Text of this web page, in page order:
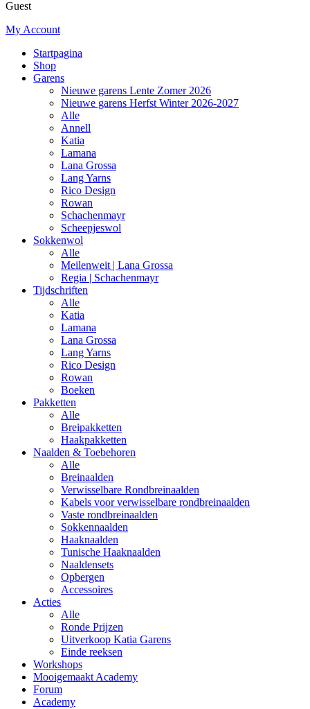
Guest
My Account
Startpagina
Shop
Garens
Nieuwe garens Lente Zomer 2026
Nieuwe garens Herfst Winter 2026-2027
Alle
Annell
Katia
Lamana
Lana Grossa
Lang Yarns
Rico Design
Rowan
Schachenmayr
Scheepjeswol
Sokkenwol
Alle
Meilenweit | Lana Grossa
Regia | Schachenmayr
Tijdschriften
Alle
Katia
Lamana
Lana Grossa
Lang Yarns
Rico Design
Rowan
Boeken
Pakketten
Alle
Breipakketten
Haakpakketten
Naalden & Toebehoren
Alle
Breinaalden
Verwisselbare Rondbreinaalden
Kabels voor verwisselbare rondbreinaalden
Vaste rondbreinaalden
Sokkennaalden
Haaknaalden
Tunische Haaknaalden
Naaldensets
Opbergen
Accessoires
Acties
Alle
Ronde Prijzen
Uitverkoop Katia Garens
Einde reeksen
Workshops
Mooigemaakt Academy
Forum
Academy